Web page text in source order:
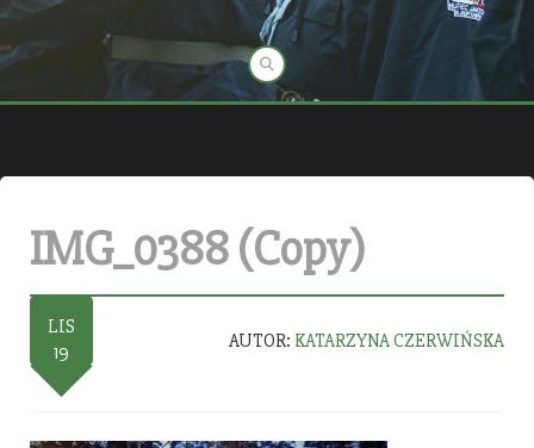
IMG_0388 (Copy)
LIS
19
AUTOR: KATARZYNA CZERWIŃSKA